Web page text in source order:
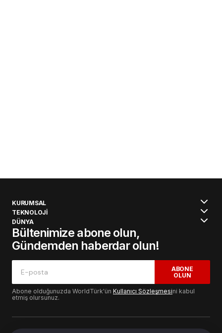
KURUMSAL
TEKNOLOJİ
DÜNYA
Bültenimize abone olun,
Gündemden haberdar olun!
ABONE
OLUN
Abone olduğunuzda WorldTürk'ün Kullanıcı Sözleşmesini kabul
etmiş olursunuz.